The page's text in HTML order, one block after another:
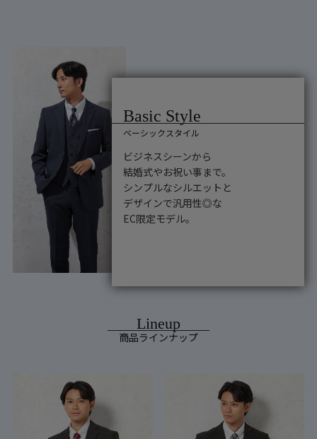
ベーシックスタイル
ビジネスシーンから
結婚式やお祝い事まで。
シンプルなシルエットと
デザインで汎用性◎な
EC限定モデル。
商品ラインナップ